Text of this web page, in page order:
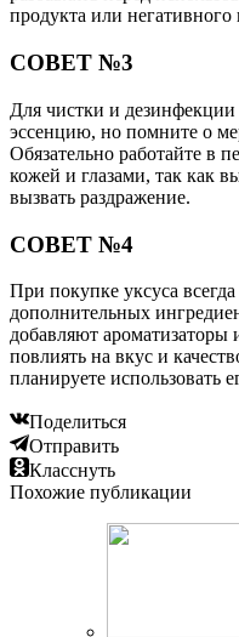
продукта или негативного
СОВЕТ №3
Для чистки и
эссенцию, но помните о
Обязательно работайте в
кожей и глазами, так как
вызвать раздражение.
СОВЕТ №4
При покупке уксуса
дополнительных
добавляют ароматизаторы
повлиять на вкус и
планируете использовать
Поделиться
Отправить
Класснуть
Похожие публикации